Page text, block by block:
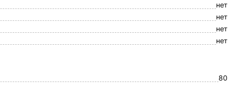
нет
нет
нет
нет
80